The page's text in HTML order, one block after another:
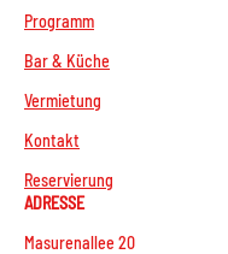
Programm
Bar & Küche
Vermietung
Kontakt
Reservierung
ADRESSE
Masurenallee 20